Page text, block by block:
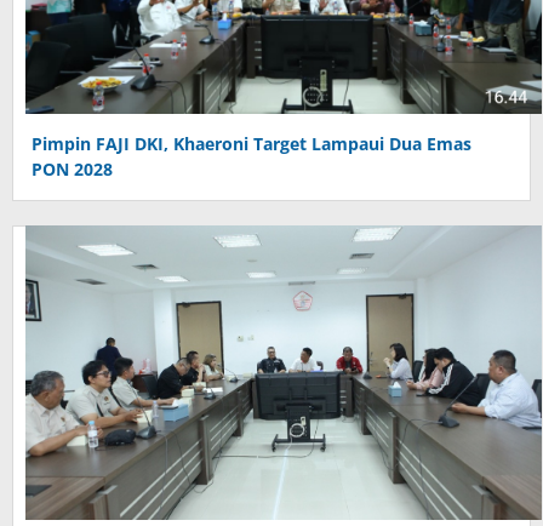
Pimpin FAJI DKI, Khaeroni Target Lampaui Dua Emas
PON 2028